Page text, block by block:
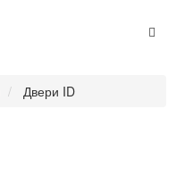
Двери ID